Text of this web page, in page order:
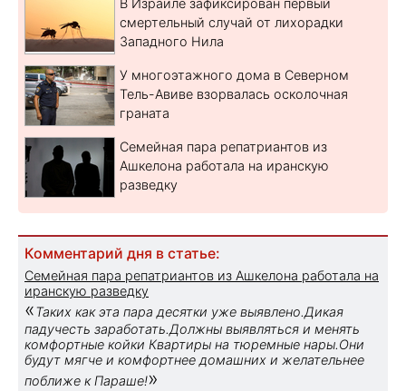
смертельный случай от лихорадки
Западного Нила
У многоэтажного дома в Северном
Тель-Авиве взорвалась осколочная
граната
Семейная пара репатриантов из
Ашкелона работала на иранскую
разведку
Комментарий дня в статье:
Семейная пара репатриантов из Ашкелона работала на
иранскую разведку
«Таких как эта пара десятки уже выявлено.Дикая
падучесть заработать.Должны выявляться и менять
комфортные койки Квартиры на тюремные нары.Они
будут мягче и комфортнее домашних и желательнее
поближе к Параше!»